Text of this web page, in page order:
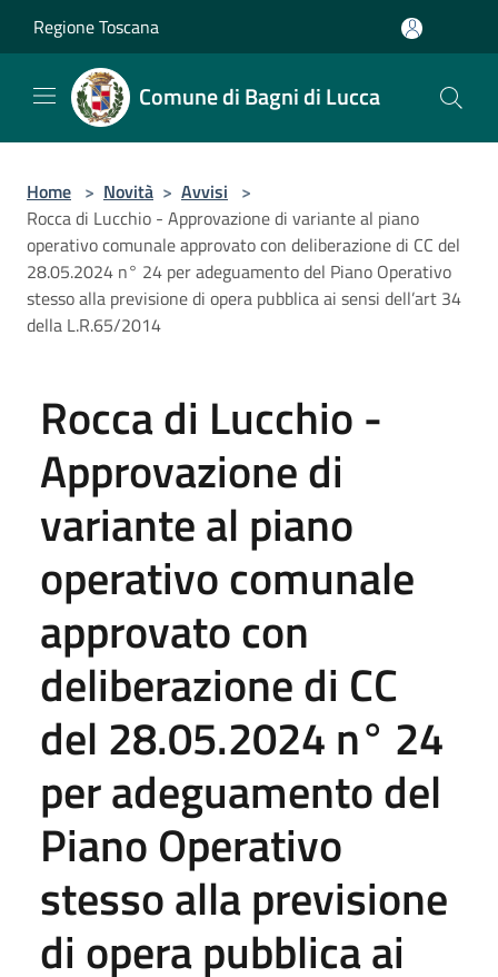
Regione Toscana
Comune di Bagni di Lucca
Home > Novità > Avvisi >
Rocca di Lucchio - Approvazione di variante al piano
operativo comunale approvato con deliberazione di CC del
28.05.2024 n° 24 per adeguamento del Piano Operativo
stesso alla previsione di opera pubblica ai sensi dell’art 34
della L.R.65/2014
Rocca di Lucchio -
Approvazione di
variante al piano
operativo comunale
approvato con
deliberazione di CC
del 28.05.2024 n° 24
per adeguamento del
Piano Operativo
stesso alla previsione
di opera pubblica ai